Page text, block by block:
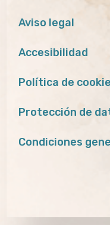
Aviso legal
Accesibilidad
Política de
Protección de
Condiciones